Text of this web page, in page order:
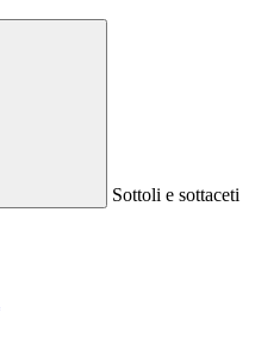
Sottoli e sottaceti